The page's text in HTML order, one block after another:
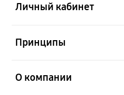
Личный кабинет
Принципы
О компании